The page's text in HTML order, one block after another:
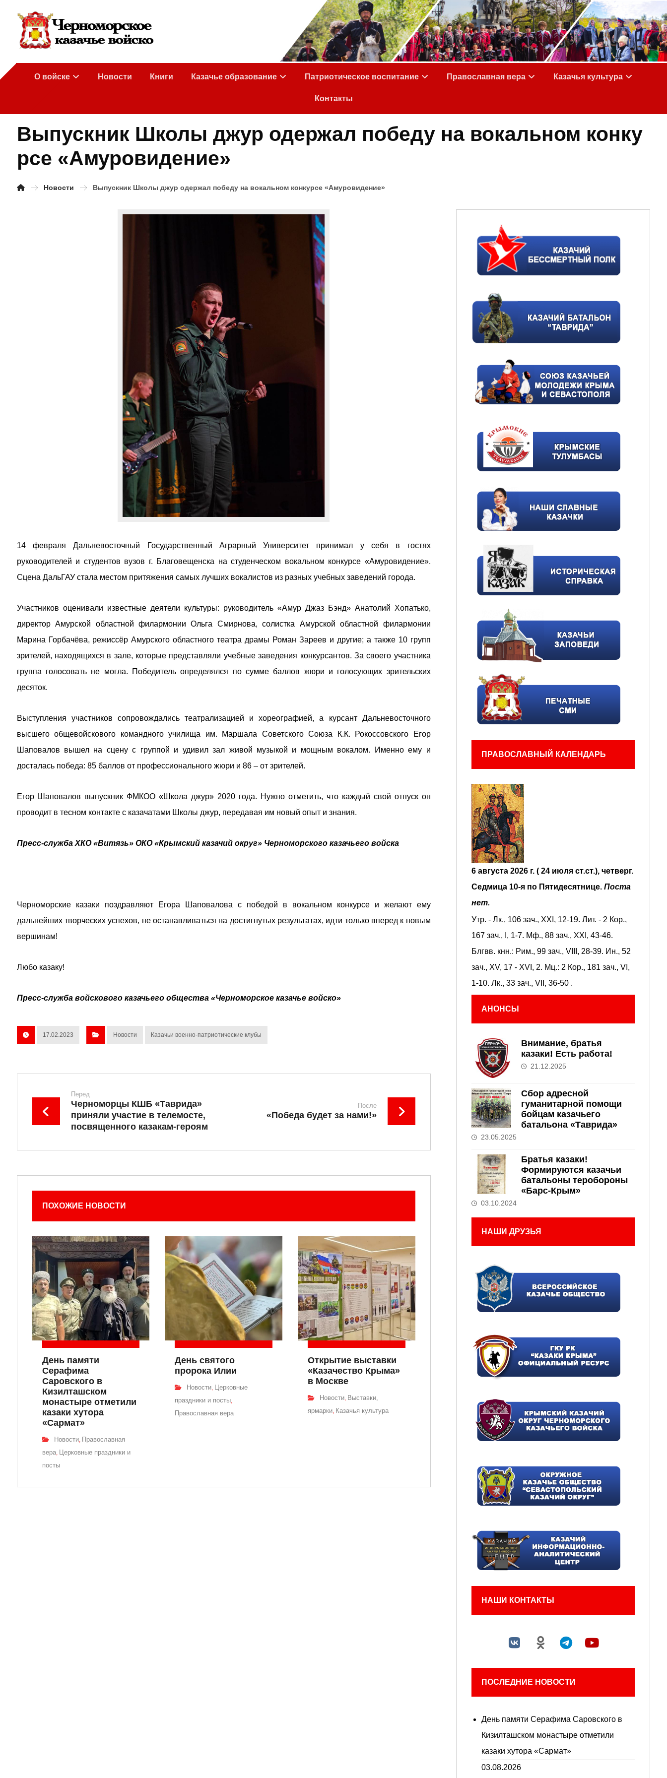
О войске Новости Книги Казачье образование Патриотическое воспитание Православная вера Казачья культура
Контакты
Выпускник Школы джур одержал победу на вокальном конку
рсе «Амуровидение»
Новости Выпускник Школы джур одержал победу на вокальном конкурсе «Амуровидение»
14 февраля Дальневосточный Государственный Аграрный Университет принимал у себя в гостях
руководителей и студентов вузов г. Благовещенска на студенческом вокальном конкурсе «Амуровидение».
Сцена ДальГАУ стала местом притяжения самых лучших вокалистов из разных учебных заведений города.
Участников оценивали известные деятели культуры: руководитель «Амур Джаз Бэнд» Анатолий Хопатько,
директор Амурской областной филармонии Ольга Смирнова, солистка Амурской областной филармонии
Марина Горбачёва, режиссёр Амурского областного театра драмы Роман Зареев и другие; а также 10 групп
зрителей, находящихся в зале, которые представляли учебные заведения конкурсантов. За своего участника
группа голосовать не могла. Победитель определялся по сумме баллов жюри и голосующих зрительских
десяток.
Выступления участников сопровождались театрализацией и хореографией, а курсант Дальневосточного
высшего общевойскового командного училища им. Маршала Советского Союза К.К. Рокоссовского Егор
Шаповалов вышел на сцену с группой и удивил зал живой музыкой и мощным вокалом. Именно ему и
досталась победа: 85 баллов от профессионального жюри и 86 – от зрителей.
Егор Шаповалов выпускник ФМКОО «Школа джур» 2020 года. Нужно отметить, что каждый свой отпуск он
проводит в тесном контакте с казачатами Школы джур, передавая им новый опыт и знания.
Пресс-служба ХКО «Витязь» ОКО «Крымский казачий округ» Черноморского казачьего войска
Черноморские казаки поздравляют Егора Шаповалова с победой в вокальном конкурсе и желают ему
дальнейших творческих успехов, не останавливаться на достигнутых результатах, идти только вперед к новым
вершинам!
Любо казаку!
Пресс-служба войскового казачьего общества «Черноморское казачье войско»
17.02.2023 Новости Казачьи военно-патриотические клубы
Перед
Черноморцы КШБ «Таврида»
приняли участие в телемосте,
посвященного казакам-героям
После
«Победа будет за нами!»
ПОХОЖИЕ НОВОСТИ
День памяти
Серафима
Саровского в
Кизилташском
монастыре отметили
казаки хутора
«Сармат»
Новости, Православная
вера, Церковные праздники и
посты
День святого
пророка Илии
Новости, Церковные
праздники и посты,
Православная вера
Открытие выставки
«Казачество Крыма»
в Москве
Новости, Выставки,
ярмарки, Казачья культура
ПРАВОСЛАВНЫЙ КАЛЕНДАРЬ
6 августа 2026 г. ( 24 июля ст.ст.), четверг.
Седмица 10-я по Пятидесятнице. Поста
нет.
Утр. - Лк., 106 зач., XXI, 12-19. Лит. - 2 Кор.,
167 зач., I, 1-7. Мф., 88 зач., XXI, 43-46.
Блгвв. кнн.: Рим., 99 зач., VIII, 28-39. Ин., 52
зач., XV, 17 - XVI, 2. Мц.: 2 Кор., 181 зач., VI,
1-10. Лк., 33 зач., VII, 36-50 .
АНОНСЫ
Внимание, братья
казаки! Есть работа!
21.12.2025
Сбор адресной
гуманитарной помощи
бойцам казачьего
батальона «Таврида»
23.05.2025
Братья казаки!
Формируются казачьи
батальоны теробороны
«Барс-Крым»
03.10.2024
НАШИ ДРУЗЬЯ
НАШИ КОНТАКТЫ
ПОСЛЕДНИЕ НОВОСТИ
День памяти Серафима Саровского в
Кизилташском монастыре отметили
казаки хутора «Сармат»
03.08.2026